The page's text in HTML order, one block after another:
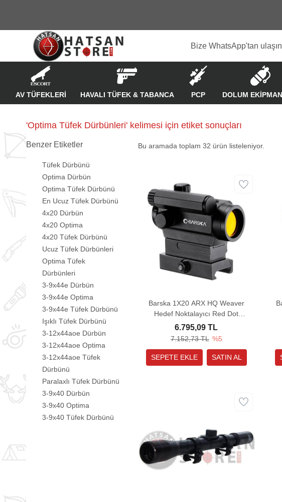
Bize WhatsApp'tan
AV TÜFEKLERİ HAVALI TÜFEK & TABANCA PCP DOLUM
'Optima Tüfek Dürbünleri' kelimesi için etiket sonuçları
Benzer Etiketler
Tüfek Dürbünü
Optima Dürbün
Optima Tüfek Dürbünü
En Ucuz Tüfek Dürbünü
4x20 Dürbün
4x20 Optima
4x20 Tüfek Dürbünü
Ucuz Tüfek Dürbünleri
Optima Tüfek
Dürbünleri
3-9x44e Dürbün
3-9x44e Optima
3-9x44e Tüfek Dürbünü
Işıklı Tüfek Dürbünü
3-12x44aoe Dürbün
3-12x44aoe Optima
3-12x44aoe Tüfek
Dürbünü
Paralaxlı Tüfek Dürbünü
3-9x40 Dürbün
3-9x40 Optima
3-9x40 Tüfek Dürbünü
Bu aramada toplam 32 ürün listeleniyor.
Barska 1X20 ARX HQ Weaver
Hedef Noktalayıcı Red Dot
Sight
7.152,73 TL %5
6.795,09 TL